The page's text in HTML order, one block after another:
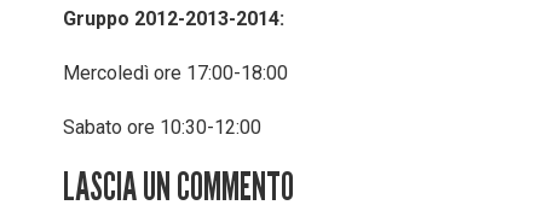
Gruppo 2012-2013-2014:
Mercoledì ore 17:00-18:00
Sabato ore 10:30-12:00
LASCIA UN COMMENTO